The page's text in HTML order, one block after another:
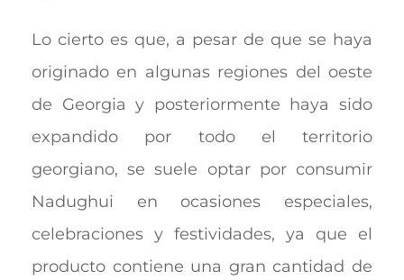
Lo cierto es que, a pesar de que se haya
originado en algunas regiones del oeste
de Georgia y posteriormente haya sido
expandido por todo el territorio
georgiano, se suele optar por consumir
Nadughui en ocasiones especiales,
celebraciones y festividades, ya que el
producto contiene una gran cantidad de